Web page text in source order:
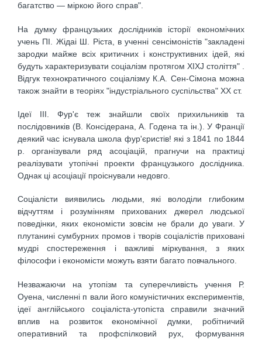
багатство — міркою його справ".
На думку французьких дослідників історії економічних
учень ПІ. Жідаі Ш. Ріста, в ученні сенсімоністів "закладені
зародки майже всіх критичних і конструктивних ідей, які
будуть характеризувати соціалізм протягом XIXJ століття" .
Відгук технократичного соціалізму К.А. Сен-Сімона можна
також знайти в теоріях "індустріального суспільства" XX ст.
Ідеї III. Фур'є теж знайшли своїх прихильників та
послідовників (В. Консідерана, А. Годена та ін.). У Франції
деякий час існувала школа фур'єристів! які з 1841 по 1844
р. організували ряд асоціацій, прагнучи на практиці
реалізувати утопічні проекти французького дослідника.
Однак ці асоціації проіснували недовго.
Соціалісти виявились людьми, які володіли глибоким
відчуттям і розумінням прихованих джерел людської
поведінки, яких економісти зовсім не брали до уваги. У
плутанині сумбурних промов і творів соціалістів приховані
мудрі спостереження і важливі міркування, з яких
філософи і економісти можуть взяти багато повчального.
Незважаючи на утопізм та суперечливість учення Р.
Оуена, численні п вали його комуністичних експериментів,
ідеї англійського соціаліста-утопіста справили значний
вплив на розвиток економічної думки, робітничий
оперативний та профспілковий рух, формування